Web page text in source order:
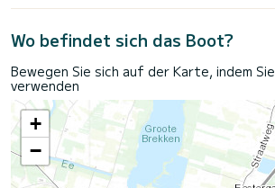
Wo befindet sich das Boot?
Bewegen Sie sich auf der Karte, indem
verwenden
+
−